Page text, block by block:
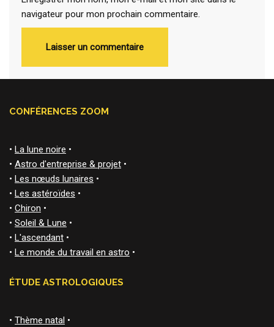
navigateur pour mon prochain commentaire.
CONFÉRENCES ZOOM
• La lune noire •
• Astro d'entreprise & projet •
• Les nœuds lunaires •
• Les astéroïdes •
• Chiron •
• Soleil & Lune •
• L'ascendant •
• Le monde du travail en astro •
ÉTUDE ASTROLOGIQUES
• Thème natal •